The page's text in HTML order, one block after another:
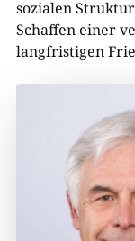
sozialen
Schaffen einer
langfristigen